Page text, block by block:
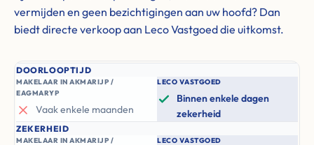
vermijden en geen bezichtigingen aan uw hoofd? Dan
biedt directe verkoop aan Leco Vastgoed die uitkomst.
DOORLOOPTIJD
MAKELAAR IN AKMARIJP /
EAGMARYP
Vaak enkele maanden
LECO VASTGOED
Binnen enkele dagen
zekerheid
ZEKERHEID
MAKELAAR IN AKMARIJP /
LECO VASTGOED